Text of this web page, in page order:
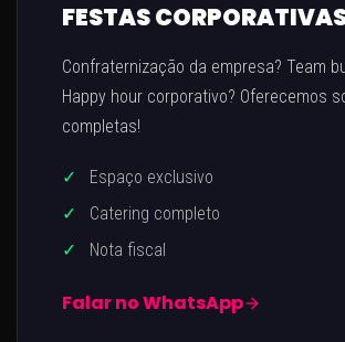
FESTAS
Confraternização da empresa? Team
Happy hour corporativo? Oferecemos
completas!
✓
Espaço exclusivo
✓
Catering completo
✓
Nota fiscal
Falar no WhatsApp